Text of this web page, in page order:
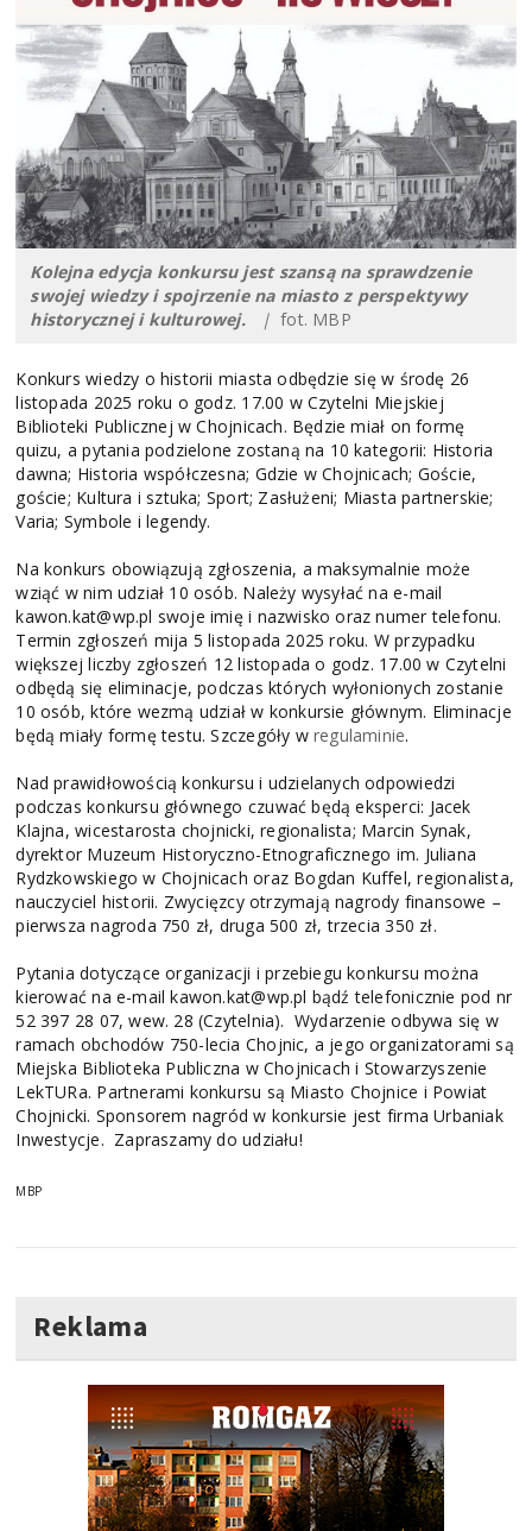
Kolejna edycja konkursu jest szansą na sprawdzenie
swojej wiedzy i spojrzenie na miasto z perspektywy
historycznej i kulturowej.| fot. MBP
Konkurs wiedzy o historii miasta odbędzie się w środę 26
listopada 2025 roku o godz. 17.00 w Czytelni Miejskiej
Biblioteki Publicznej w Chojnicach. Będzie miał on formę
quizu, a pytania podzielone zostaną na 10 kategorii: Historia
dawna; Historia współczesna; Gdzie w Chojnicach; Goście,
goście; Kultura i sztuka; Sport; Zasłużeni; Miasta partnerskie;
Varia; Symbole i legendy.
Na konkurs obowiązują zgłoszenia, a maksymalnie może
wziąć w nim udział 10 osób. Należy wysyłać na e-mail
kawon.kat@wp.pl swoje imię i nazwisko oraz numer telefonu.
Termin zgłoszeń mija 5 listopada 2025 roku. W przypadku
większej liczby zgłoszeń 12 listopada o godz. 17.00 w Czytelni
odbędą się eliminacje, podczas których wyłonionych zostanie
10 osób, które wezmą udział w konkursie głównym. Eliminacje
będą miały formę testu. Szczegóły w regulaminie.
Nad prawidłowością konkursu i udzielanych odpowiedzi
podczas konkursu głównego czuwać będą eksperci: Jacek
Klajna, wicestarosta chojnicki, regionalista; Marcin Synak,
dyrektor Muzeum Historyczno-Etnograficznego im. Juliana
Rydzkowskiego w Chojnicach oraz Bogdan Kuffel, regionalista,
nauczyciel historii. Zwycięzcy otrzymają nagrody finansowe –
pierwsza nagroda 750 zł, druga 500 zł, trzecia 350 zł.
Pytania dotyczące organizacji i przebiegu konkursu można
kierować na e-mail kawon.kat@wp.pl bądź telefonicznie pod nr
52 397 28 07, wew. 28 (Czytelnia). Wydarzenie odbywa się w
ramach obchodów 750-lecia Chojnic, a jego organizatorami są
Miejska Biblioteka Publiczna w Chojnicach i Stowarzyszenie
LekTURa. Partnerami konkursu są Miasto Chojnice i Powiat
Chojnicki. Sponsorem nagród w konkursie jest firma Urbaniak
Inwestycje. Zapraszamy do udziału!
MBP
Reklama